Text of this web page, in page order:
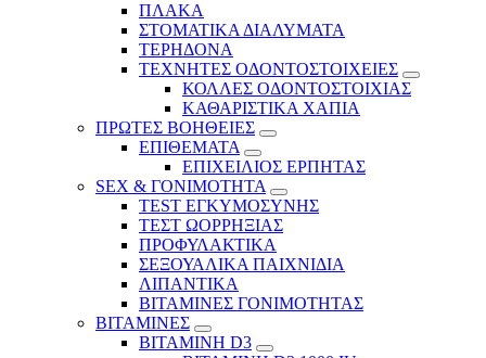
ΠΛΑΚΑ
ΣΤΟΜΑΤΙΚΑ ΔΙΑΛΥΜΑΤΑ
ΤΕΡΗΔΟΝΑ
ΤΕΧΝΗΤΕΣ ΟΔΟΝΤΟΣΤΟΙΧΕΙΕΣ
ΚΟΛΛΕΣ ΟΔΟΝΤΟΣΤΟΙΧΙΑΣ
ΚΑΘΑΡΙΣΤΙΚΑ ΧΑΠΙΑ
ΠΡΩΤΕΣ ΒΟΗΘΕΙΕΣ
ΕΠΙΘΕΜΑΤΑ
ΕΠΙΧΕΙΛΙΟΣ ΕΡΠΗΤΑΣ
SEX & ΓΟΝΙΜΟΤΗΤΑ
TEST ΕΓΚΥΜΟΣΥΝΗΣ
ΤΕΣΤ ΩΟΡΡΗΞΙΑΣ
ΠΡΟΦΥΛΑΚΤΙΚΑ
ΣΕΞΟΥΑΛΙΚΑ ΠΑΙΧΝΙΔΙΑ
ΛΙΠΑΝΤΙΚΑ
ΒΙΤΑΜΙΝΕΣ ΓΟΝΙΜΟΤΗΤΑΣ
ΒΙΤΑΜΙΝΕΣ
ΒΙΤΑΜΙΝΗ D3